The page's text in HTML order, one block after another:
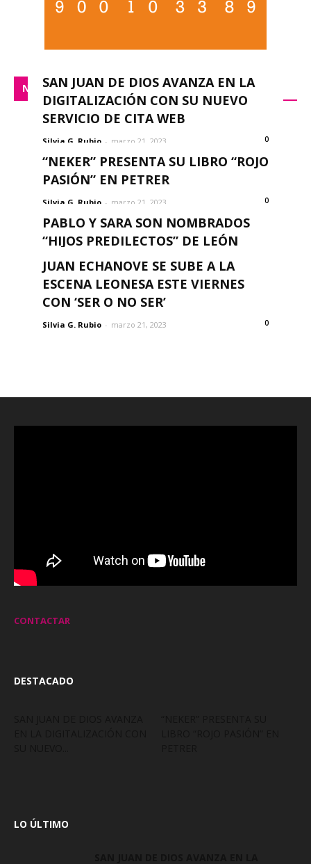
NACIONAL
SAN JUAN DE DIOS AVANZA EN LA
DIGITALIZACIÓN CON SU NUEVO
SERVICIO DE CITA WEB
Silvia G. Rubio - marzo 21, 2023 0
“NEKER” PRESENTA SU LIBRO “ROJO
PASIÓN” EN PETRER
Silvia G. Rubio - marzo 21, 2023 0
PABLO Y SARA SON NOMBRADOS
“HIJOS PREDILECTOS” DE LEÓN
Silvia G. Rubio - marzo 21, 2023
JUAN ECHANOVE SE SUBE A LA
ESCENA LEONESA ESTE VIERNES
CON ‘SER O NO SER’
Silvia G. Rubio - marzo 21, 2023 0
CONTACTAR
DESTACADO
LO ÚLTIMO